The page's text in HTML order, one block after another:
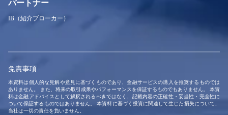
パートナー
IB（紹介ブローカー）
免責事項
本資料は個人的な見解や意見に基づくものであり、金融サービスの購入を推奨するものでは
ありません。 また、将来の取引成果やパフォーマンスを保証するものでもありません。 本資
料は金融アドバイスとして解釈されるべきではなく、記載内容の正確性・妥当性・完全性に
ついて保証するものではありません。 本資料に基づく投資に関連して生じた損失について、
当社は一切の責任を負いません。